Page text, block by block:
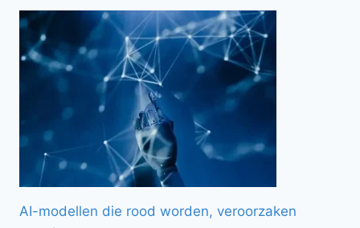
AI-modellen die rood worden, veroorzaken